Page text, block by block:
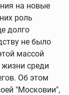
на новые
роль
долго
не было
массой
среди
Об этом
"Московии",